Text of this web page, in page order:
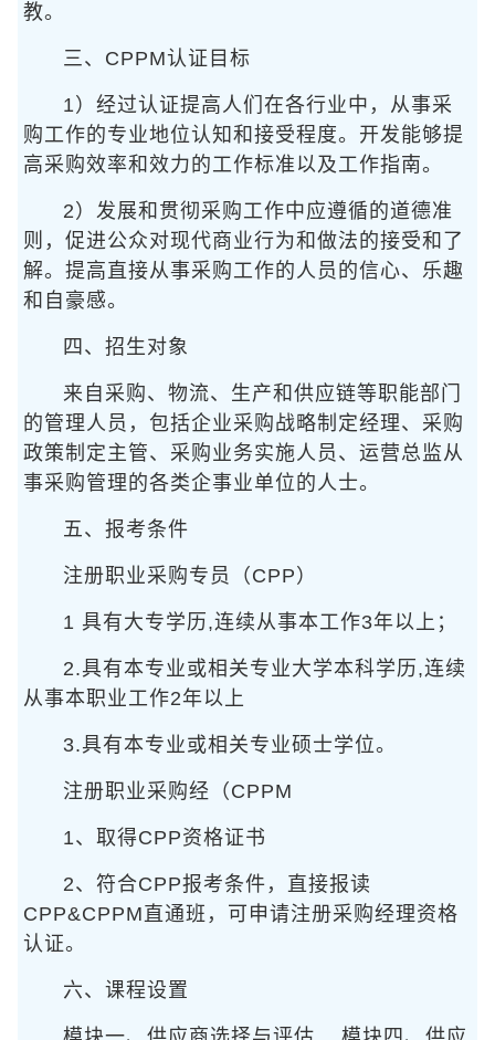
教。
三、CPPM认证目标
1）经过认证提高人们在各行业中，从事采
购工作的专业地位认知和接受程度。开发能够提
高采购效率和效力的工作标准以及工作指南。
2）发展和贯彻采购工作中应遵循的道德准
则，促进公众对现代商业行为和做法的接受和了
解。提高直接从事采购工作的人员的信心、乐趣
和自豪感。
四、招生对象
来自采购、物流、生产和供应链等职能部门
的管理人员，包括企业采购战略制定经理、采购
政策制定主管、采购业务实施人员、运营总监从
事采购管理的各类企事业单位的人士。
五、报考条件
注册职业采购专员（CPP）
1 具有大专学历,连续从事本工作3年以上；
2.具有本专业或相关专业大学本科学历,连续
从事本职业工作2年以上
3.具有本专业或相关专业硕士学位。
注册职业采购经（CPPM
1、取得CPP资格证书
2、符合CPP报考条件，直接报读
CPP&CPPM直通班，可申请注册采购经理资格
认证。
六、课程设置